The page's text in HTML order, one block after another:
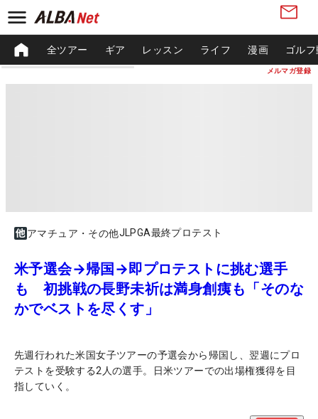
メルマガ登録
全ツアー ギア レッスン ライフ 漫画 ゴル
アマチュア・その他JLPGA最終プロテスト
米予選会→帰国→即プロテストに挑む選手
も 初挑戦の長野未祈は満身創痍も「そのな
かでベストを尽くす」
先週行われた米国女子ツアーの予選会から帰国し、翌週にプロ
テストを受験する2人の選手。日米ツアーでの出場権獲得を目
指していく。